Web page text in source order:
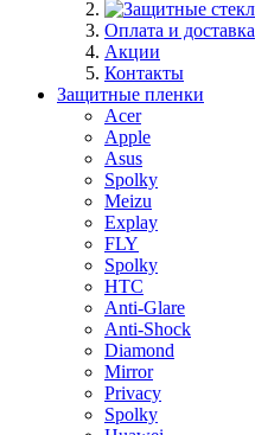
Оплата и доставка
Акции
Контакты
Защитные пленки
Acer
Apple
Asus
Spolky
Meizu
Explay
FLY
Spolky
HTC
Anti-Glare
Anti-Shock
Diamond
Mirror
Privacy
Spolky